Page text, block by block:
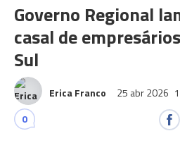
Governo Regional
casal de
Sul
Erica Franco 25 abr 2026
0